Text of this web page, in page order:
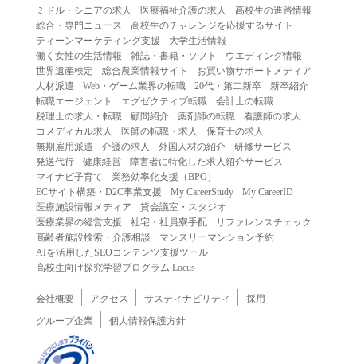
（２）第三者になりすまして本サービスを利用する行為
（３）当社または第三者の著作権等の知的財産権、プライ
バシー、その他の権利を侵害する行為
（４）当社または第三者を誹謗中傷する行為
（５）当社または第三者に不利益を与える行為
（６）営利を目的とした行為
（７）政治・選挙・宗教活動またはそれらに類する行為
（８）本サービスの運営を妨害する行為
（９）法令違反、犯罪行為、または公序良俗に反する行為
（１０）暴力的な要求行為、または法的な責任を超えた不
当な要求行為
（１１）その他当社が不適切であると判断する行為
２.当社は、前項の定めに該当する行為を行った利用者に対
の提供を停止または中断することができるものとします。
第５条（免責）
１.当社は、本サービスの利用（これらに伴う当社または第
三者の情報提供行為等を含みます）により、利用者に生じ
ミドル・シニアの求人
医療福祉介護の求人
高校生の進路情報
総合・専門ニュース
高校生のチャレンジを応援するサイト
ティーンマーケティング支援
大学生活情報
働く女性の生活情報
雑誌・書籍・ソフト
ウエディング情報
世界遺産検定
総合農業情報サイト
お買い物サポートメディア
人材派遣
Web・ゲーム業界の転職 20代・第二新卒
新卒紹介
転職エージェント
エグゼクティブ転職
会計士の転職
税理士の求人・転職
顧問紹介 薬剤師の転職
看護師の求人
コメディカル求人
医師の転職・求人
保育士の求人
無期雇用派遣
介護の求人 外国人材の紹介
研修サービス
発送代行
健康経営
障害者に特化した求人紹介サービス
マイナビ子育て
業務効率化支援（BPO）
ECサイト構築・D2C事業支援
My CareerStudy
My CareerID
医療施設情報メディア
貸会議室・スタジオ
医療業界の経営支援
社宅・社員寮手配
リファレンスチェック
高齢者施設検索・介護相談
マンスリーマンション予約
AIを活用したSEOコンテンツ支援ツール
高校生向け探究学習プログラム Locus
会社概要 アクセス サスティナビリティ
採用
グループ企業
個人情報保護方針